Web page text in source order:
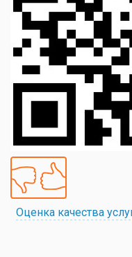
Оценка качества